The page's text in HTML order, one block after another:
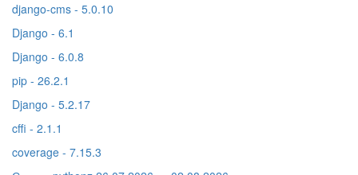
django-cms - 5.0.10
Django - 6.1
Django - 6.0.8
pip - 26.2.1
Django - 5.2.17
cffi - 2.1.1
coverage - 7.15.3